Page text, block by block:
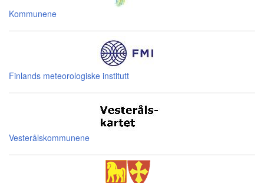
Kommunene
Finlands meteorologiske institutt
Vesterålskommunene